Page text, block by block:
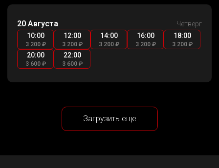
20 Августа
Четверг
10:00
3 200 ₽
12:00
3 200 ₽
14:00
3 200 ₽
16:00
3 200 ₽
18:00
3 200 ₽
20:00
3 600 ₽
22:00
3 600 ₽
Загрузить еще